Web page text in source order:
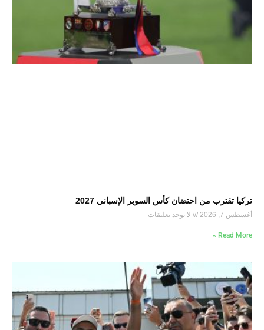
تركيا تقترب من احتضان كأس السوبر الإسباني 2027
أغسطس 7, 2026 لا توجد تعليقات
Read More »